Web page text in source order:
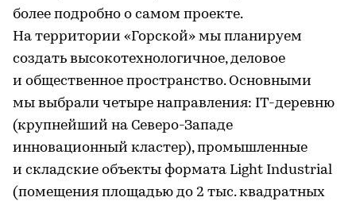
более подробно о самом проекте.
На территории «Горской» мы планируем
создать высокотехнологичное, деловое
и общественное пространство. Основными
мы выбрали четыре направления: IT-деревню
(крупнейший на Северо-Западе
инновационный кластер), промышленные
и складские объекты формата Light Industrial
(помещения площадью до 2 тыс. квадратных